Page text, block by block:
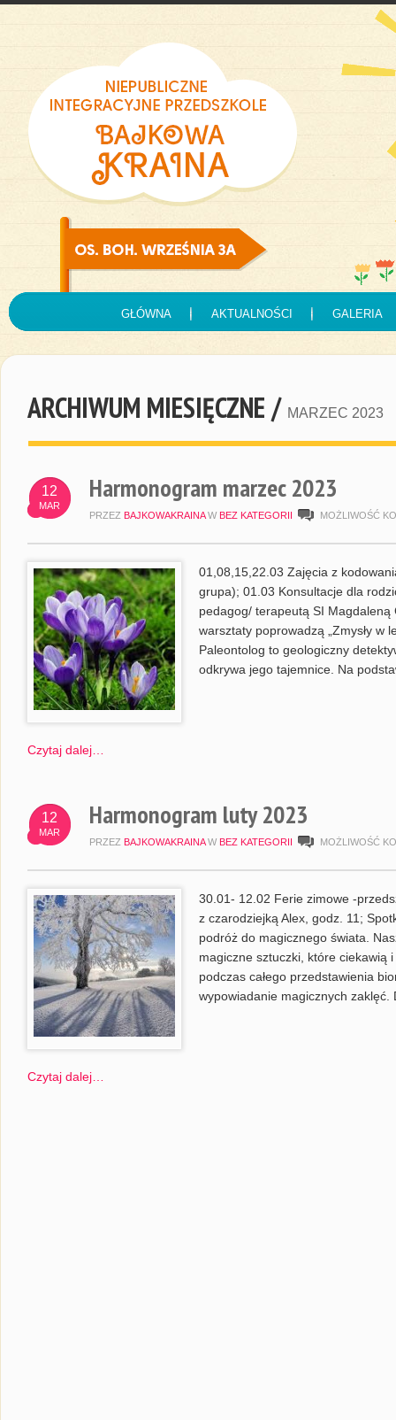
GŁÓWNA AKTUALNOŚCI GALERIA
ARCHIWUM MIESIĘCZNE / MARZEC 2023
12
MAR
Harmonogram marzec 2023
PRZEZ BAJKOWAKRAINA W BEZ KATEGORII MOŻLIWOŚĆ
01,08,15,22.03 Zajęcia z
grupa); 01.03 Konsultacje dla
pedagog/ terapeutą SI
warsztaty poprowadzą „Zmysły w
Paleontolog to geologiczny
odkrywa jego tajemnice. Na
Czytaj dalej…
12
MAR
Harmonogram luty 2023
PRZEZ BAJKOWAKRAINA W BEZ KATEGORII MOŻLIWOŚĆ
30.01- 12.02 Ferie zimowe -
z czarodziejką Alex, godz. 11;
podróż do magicznego świata.
magiczne sztuczki, które ciekawią
podczas całego przedstawienia
wypowiadanie magicznych zaklęć.
Czytaj dalej…